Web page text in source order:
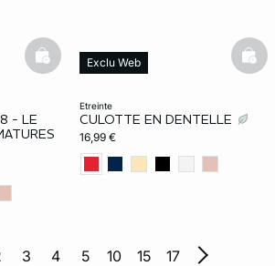
- LE
basketfull
etreinte
CULOTTE EN DENTELLE
16,99 €
Exclu Web
3 4 5 10 15 17